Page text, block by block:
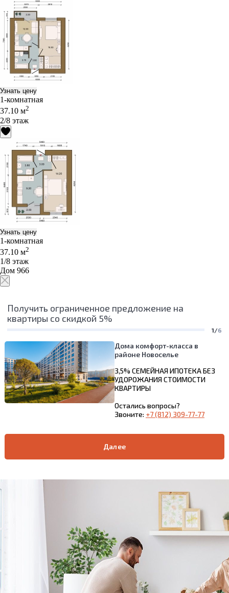
Узнать цену
1-комнатная
37.10 м2
2/8 этаж
Узнать цену
1-комнатная
37.10 м2
1/8 этаж
Дом 966
Получить ограниченное предложение на
квартиры со скидкой 5%
1/6
Дома комфорт-класса в
районе Новоселье
3,5% СЕМЕЙНАЯ ИПОТЕКА БЕЗ
УДОРОЖАНИЯ СТОИМОСТИ
КВАРТИРЫ
Остались вопросы?
Звоните: +7 (812) 309-77-77